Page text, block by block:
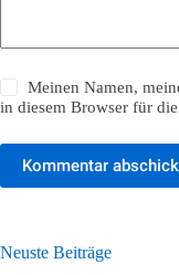
Meinen Namen,
in diesem Browser für
Kommentar
Neuste Beiträge